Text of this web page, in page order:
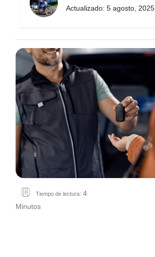
Actualizado: 5 agosto, 2025
Tiempo de lectura: 4
Minutos